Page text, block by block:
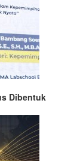
Dibentuk